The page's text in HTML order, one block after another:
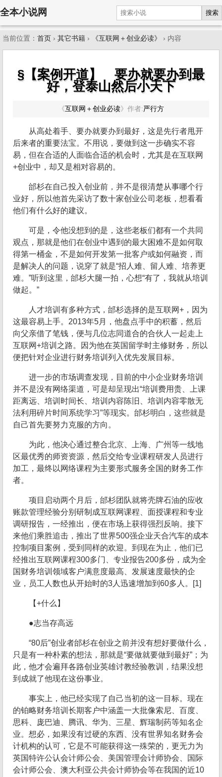
全本小说网 搜索
当前位置： 首页 › 其它书籍 › 《互联网＋创业必读》 › 内容
§【案例开道】 要办就要办到最
好，登泰山然后小天下
《互联网＋创业必读》 作者:严行方
从高处着手、要办就要办到最好，这是先行者甩开
后来者的重要法宝。不用说，要做到这一步确实不容
易，但在合适的人面临合适的机会时，尤其是在互联网
+创业中，却又是相对容易的。
邰杉在自己投入创业前，并不是很清楚从事哪个行
业好，所以他首先采访了数十家创业公司老板，想看看
他们有什么好的建议。
可是，令他没想到的是，这些老板们都有一个共同
观点，那就是他们在创业中遇到的最大困难不是如何取
得第一桶金，不是如何开发第一批客户或如何融资，而
是解决人的问题，说穿了就是“招人难、留人难、培养更
难。”听到这里，邰杉大腿一拍，心想“有了，我就从培训
做起。”
人才培训有多种方式，邰杉选择的是互联网+，因为
这最容易上手。2013年5月，他盘点手中的积蓄，然后
向父亲借了笔钱，便与几位志同道合的合伙人一起走上
互联网+培训之路。因为他在英国留学时主修财务，所以
便把针对企业进行财务培训列入优先发展目标。
进一步的市场调查发现，目前的中小企业财务培训
并不是没有网络渠道，可是却呈现出“培训费用贵、上课
距离远、培训时间长、培训内容陈旧、培训内容零散无
法利用碎片时间系统学习”等现实。邰杉明白，这些就是
自己首先要努力克服的方向。
为此，他决心通过整合北京、上海、广州等一线地
区最优秀的师资资源，然后交给专业课程研发人员进行
加工，最终以网络课程为主要形式服务全国的财务工作
者。
项目启动两个月后，邰杉团队就将壳牌石油的应收
账款管理经验分别研制成互联网课程、面授课程和专业
调研报告，一经推出，便在市场上获得强烈反响。接下
来他们乘胜追击，推出了世界500强企业天合汽车的成本
控制项目案例，受到同样的欢迎。到现在为止，他们已
经推出互联网课程300多门、专业报告200多份，成为全
国财务培训领域客户满意度最高、发展速度最快的企
业，员工人数也从开始时的3人迅速增加到60多人。[1]
【+什么】
●志当存高远
“80后”创业者邰杉在创业之前并没有想好要做什么，
只是有一种朴素的想法，那就是“要做就要做到最好”；为
此，他才会遍拜各路创业英雄讨教经验教训，结果没想
到成就了他现在这份事业。
事实上，他已经实现了自己当初的这一目标。现在
的铂略财务培训长期客户中涵盖一大批像索尼、百度、
思科、庞巴迪、腾讯、华为、三星、辉瑞制药等知名企
业。想必，如果没有过硬的东西、没有世界知名财务会
计机构的认可，它是不可能获得这一殊荣的，更无力为
英国特许公认会计师公会、美国管理会计师协会、国际
会计师公会、澳大利亚公共会计师协会等在我国的近10